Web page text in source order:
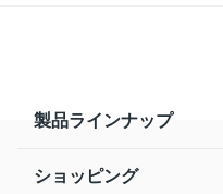
製品ラインナップ
ショッピング